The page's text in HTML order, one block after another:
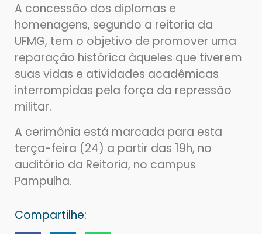
A concessão dos diplomas e
homenagens, segundo a reitoria da
UFMG, tem o objetivo de promover uma
reparação histórica àqueles que tiverem
suas vidas e atividades acadêmicas
interrompidas pela força da repressão
militar.
A cerimônia está marcada para esta
terça-feira (24) a partir das 19h, no
auditório da Reitoria, no campus
Pampulha.
Compartilhe: